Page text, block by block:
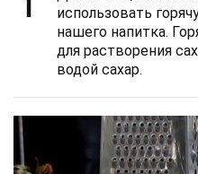
использовать
нашего напитка.
для растворения
водой сахар.